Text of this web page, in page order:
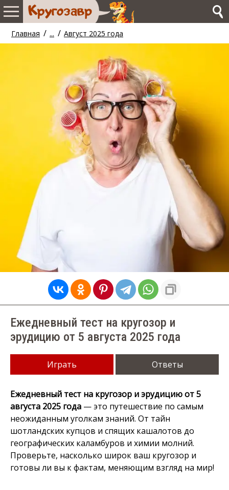
Главная / ... / Август 2025 года
Ежедневный тест на кругозор и
эрудицию от 5 августа 2025 года
Играть Ответы
Ежедневный тест на кругозор и эрудицию от 5
августа 2025 года — это путешествие по самым
неожиданным уголкам знаний. От тайн
шотландских купцов и спящих кашалотов до
географических каламбуров и химии молний.
Проверьте, насколько широк ваш кругозор и
готовы ли вы к фактам, меняющим взгляд на мир!